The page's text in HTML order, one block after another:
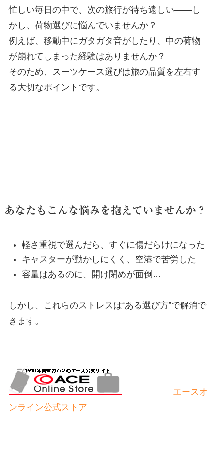
忙しい毎日の中で、次の旅行が待ち遠しい――し
かし、荷物選びに悩んでいませんか？
例えば、移動中にガタガタ音がしたり、中の荷物
が崩れてしまった経験はありませんか？
そのため、スーツケース選びは旅の品質を左右す
る大切なポイントです。
あなたもこんな悩みを抱えていませんか？
軽さ重視で選んだら、すぐに傷だらけになった
キャスターが動かしにくく、空港で苦労した
容量はあるのに、開け閉めが面倒…
しかし、これらのストレスは“ある選び方”で解消で
きます。
エースオ
ンライン公式ストア